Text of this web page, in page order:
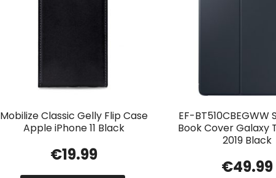
Mobilize Classic Gelly Flip Case
Apple iPhone 11 Black
€19.99
EF-BT510CBEGWW
Book Cover Galaxy
2019 Black
€49.99